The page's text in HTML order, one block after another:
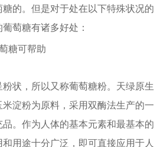
的。但是对于处在以下特殊状况的
萄糖有诸多好处：
糖可帮助
状，所以又称葡萄糖粉。天绿原生
淀粉为原料，采用双酶法生产的一
。作为人体的基本元素和最基本的
用途十分广泛，即可直接应用于人